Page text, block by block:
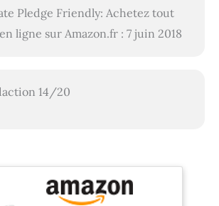
Pledge Friendly: Achetez tout
ligne sur Amazon.fr : 7 juin 2018
14/20